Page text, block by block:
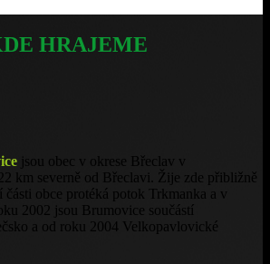
HRAJEME
jsou obec v okrese Břeclav v
km severně od Břeclavi. Žije zde přibližně
části obce protéká potok Trkmanka a v
2002 jsou Brumovice součástí
a od roku 2004 Velkopavlovické